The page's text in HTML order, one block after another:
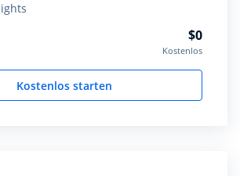
$0
Kostenlos
Kostenlos starten